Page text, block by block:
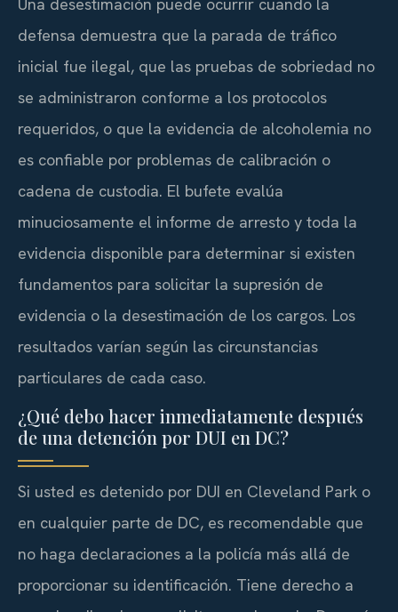
defensa demuestra que la parada de tráfico
inicial fue ilegal, que las pruebas de sobriedad no
se administraron conforme a los protocolos
requeridos, o que la evidencia de alcoholemia no
es confiable por problemas de calibración o
cadena de custodia. El bufete evalúa
minuciosamente el informe de arresto y toda la
evidencia disponible para determinar si existen
fundamentos para solicitar la supresión de
evidencia o la desestimación de los cargos. Los
resultados varían según las circunstancias
particulares de cada caso.
¿Qué debo hacer inmediatamente después
de una detención por DUI en DC?
Si usted es detenido por DUI en Cleveland Park o
en cualquier parte de DC, es recomendable que
no haga declaraciones a la policía más allá de
proporcionar su identificación. Tiene derecho a